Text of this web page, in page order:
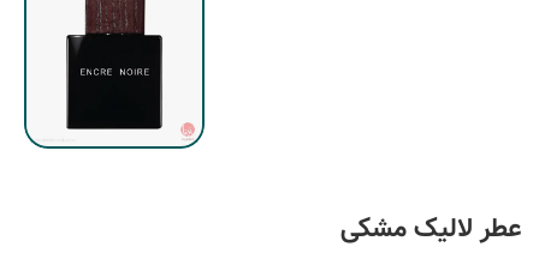
عطر لالیک مشکی